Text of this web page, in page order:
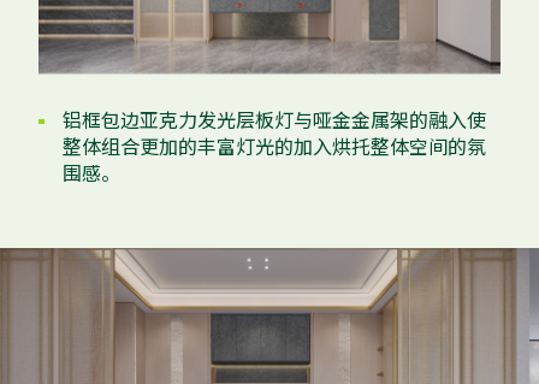
铝框包边亚克力发光层板灯与哑金金属架的融入使
整体组合更加的丰富灯光的加入烘托整体空间的氛
围感。